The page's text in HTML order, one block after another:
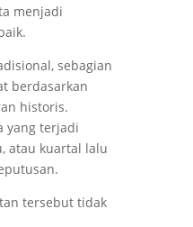
menjadi
sebagian
berdasarkan
historis.
yang terjadi
atau kuartal lalu
tersebut tidak